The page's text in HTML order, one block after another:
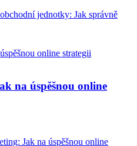
jednotky: Jak správně
na úspěšnou online
Jak na úspěšnou online